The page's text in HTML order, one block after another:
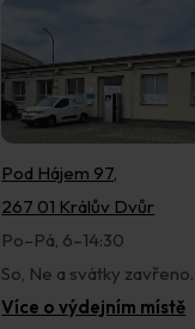
Pod Hájem 97,
267 01 Králův Dvůr
Po–Pá, 6–14:30
So, Ne a svátky zavřeno.
Více o výdejním místě